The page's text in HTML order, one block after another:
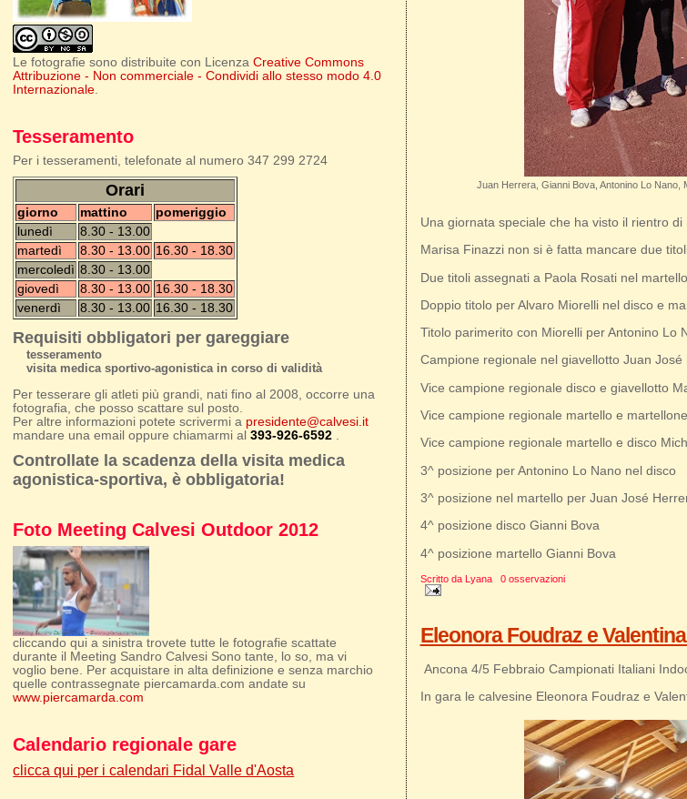
Juan Herrera, Gianni Bova, Antonino Lo Nano,
Una giornata speciale che ha visto il rientro
Marisa Finazzi non si è fatta mancare due
Due titoli assegnati a Paola Rosati nel
Doppio titolo per Alvaro Miorelli nel disco e
Titolo parimerito con Miorelli per Antonino Lo
Campione regionale nel giavellotto Juan José
Vice campione regionale disco e giavellotto
Vice campione regionale martello e
Vice campione regionale martello e disco
3^ posizione per Antonino Lo Nano nel disco
3^ posizione nel martello per Juan José
4^ posizione disco Gianni Bova
4^ posizione martello Gianni Bova
Scritto da Lyana 0 osservazioni
Eleonora Foudraz e
Ancona 4/5 Febbraio Campionati Italiani
In gara le calvesine Eleonora Foudraz e
Le fotografie sono distribuite con LicenzaCreative Commons
Attribuzione - Non commerciale - Condividi allo stesso modo 4.0
Internazionale.
Tesseramento
Per i tesseramenti, telefonate al numero 347 299 2724
Orari
giorno mattino
pomeriggio
lunedì
8.30 - 13.00
martedì
8.30 - 13.00 16.30 - 18.30
mercoledì 8.30 - 13.00
giovedì
8.30 - 13.00 16.30 - 18.30
venerdì
8.30 - 13.00 16.30 - 18.30
Requisiti obbligatori per gareggiare
tesseramento
visita medica sportivo-agonistica in corso di validità
Per tesserare gli atleti più grandi, nati fino al 2008, occorre una
fotografia, che posso scattare sul posto.
Per altre informazioni potete scrivermi a presidente@calvesi.it
mandare una email oppure chiamarmi al393-926-6592
Controllate la scadenza della visita medica
agonistica-sportiva, è obbligatoria!
Foto Meeting Calvesi Outdoor 2012
cliccando qui a sinistra trovete tutte le fotografie scattate
durante il Meeting Sandro Calvesi Sono tante, lo so, ma vi
voglio bene. Per acquistare in alta definizione e senza marchio
quelle contrassegnate piercamarda.com andate su
www.piercamarda.com
Calendario regionale gare
clicca qui per i calendari Fidal Valle d'Aosta